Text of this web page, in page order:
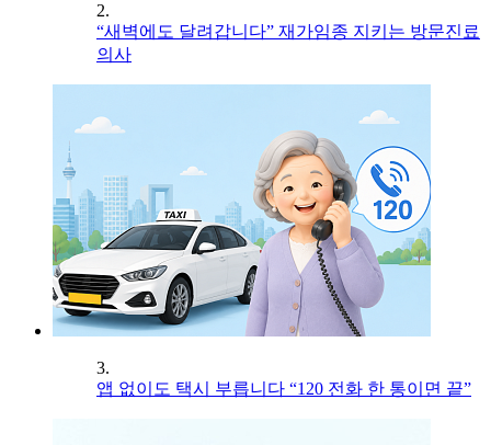
2.
“새벽에도 달려갑니다” 재가임종 지키는 방문진료
의사
3.
앱 없이도 택시 부릅니다 “120 전화 한 통이면 끝”